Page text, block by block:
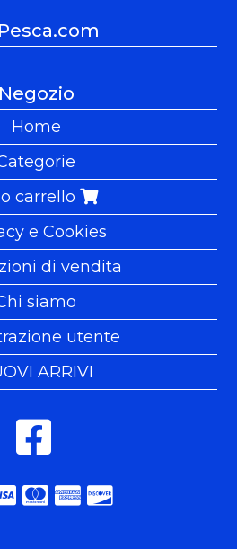
Negozio
Home
carrello
e Cookies
di vendita
siamo
utente
ARRIVI